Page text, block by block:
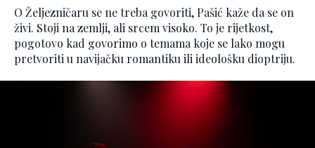
O Željezničaru se ne treba govoriti, Pašić kaže da se on
živi. Stoji na zemlji, ali srcem visoko. To je rijetkost,
pogotovo kad govorimo o temama koje se lako mogu
pretvoriti u navijačku romantiku ili ideološku dioptriju.